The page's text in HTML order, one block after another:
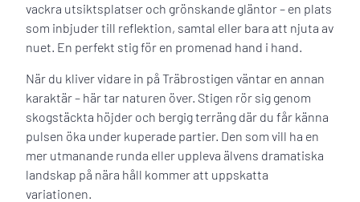
vackra utsiktsplatser och grönskande gläntor – en plats
som inbjuder till reflektion, samtal eller bara att njuta av
nuet. En perfekt stig för en promenad hand i hand.
När du kliver vidare in på Träbrostigen väntar en annan
karaktär – här tar naturen över. Stigen rör sig genom
skogstäckta höjder och bergig terräng där du får känna
pulsen öka under kuperade partier. Den som vill ha en
mer utmanande runda eller uppleva älvens dramatiska
landskap på nära håll kommer att uppskatta
variationen.